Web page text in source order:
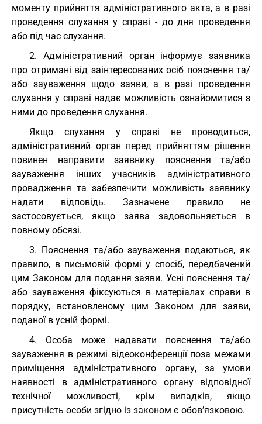
моменту прийняття адміністративного акта, а в разі
проведення слухання у справі - до дня проведення
або під час слухання.
2. Адміністративний орган інформує заявника
про отримані від заінтересованих осіб пояснення та/
або зауваження щодо заяви, а в разі проведення
слухання у справі надає можливість ознайомитися з
ними до проведення слухання.
Якщо слухання у справі не проводиться,
адміністративний орган перед прийняттям рішення
повинен направити заявнику пояснення та/або
зауваження інших учасників адміністративного
провадження та забезпечити можливість заявнику
надати відповідь. Зазначене правило не
застосовується, якщо заява задовольняється в
повному обсязі.
3. Пояснення та/або зауваження подаються, як
правило, в письмовій формі у спосіб, передбачений
цим Законом для подання заяви. Усні пояснення та/
або зауваження фіксуються в матеріалах справи в
порядку, встановленому цим Законом для заяви,
поданої в усній формі.
4. Особа може надавати пояснення та/або
зауваження в режимі відеоконференції поза межами
приміщення адміністративного органу, за умови
наявності в адміністративного органу відповідної
технічної можливості, крім випадків, якщо
присутність особи згідно із законом є обов’язковою.